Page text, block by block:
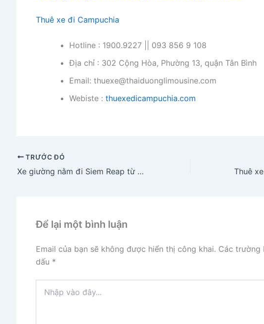
Thuê xe đi Campuchia
Hotline : 1900.9227 || 093 856 9 108
Địa chỉ : 302 Cộng Hòa, Phường 13, quận Tân Bình
Email: thuexe@thaiduonglimousine.com
Webiste : thuexedicampuchia.com
TRƯỚC ĐÓ
Xe giường nằm đi Siem Reap từ Phnom Penh
Để lại một bình luận
Email của bạn sẽ không được hiển thị công khai. Các trường
dấu *
vào